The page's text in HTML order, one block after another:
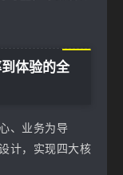
体验的全
、业务为导
计，实现四大核